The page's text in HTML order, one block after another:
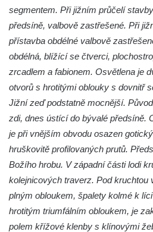
Kaple svatého Blažeje východně
Kostel svatého Augustina v Lužici
Márnice na hřbitově v Lužici
Kostel svatého Martina v Kozlech
Vesnický kostel v Reinhardtsdorfu
Kaple v Oparnu
Protestantský (evangelicko-
Crostau
Kaple Nanebevstoupení Panny
Svitavě
segmentem. Při jižním průčelí
předsíně, valbově zastřešené. Při
přístavba obdélné valbově
obdélná, blížící se čtverci,
zrcadlem a fabionem. Osvětlena je
otvorů s hrotitými oblouky s dovnitř
Jižní zeď podstatně mocnější.
zdi, dnes ústící do bývalé předsíně.
je při vnějším obvodu osazen
hruškovitě profilovaných prutů.
Božího hrobu. V západní části lodi
kolejnicových traverz. Pod kruchtou
plným obloukem, špalety kolmé k
hrotitým triumfálním obloukem, je
polem křížové klenby s klínovými